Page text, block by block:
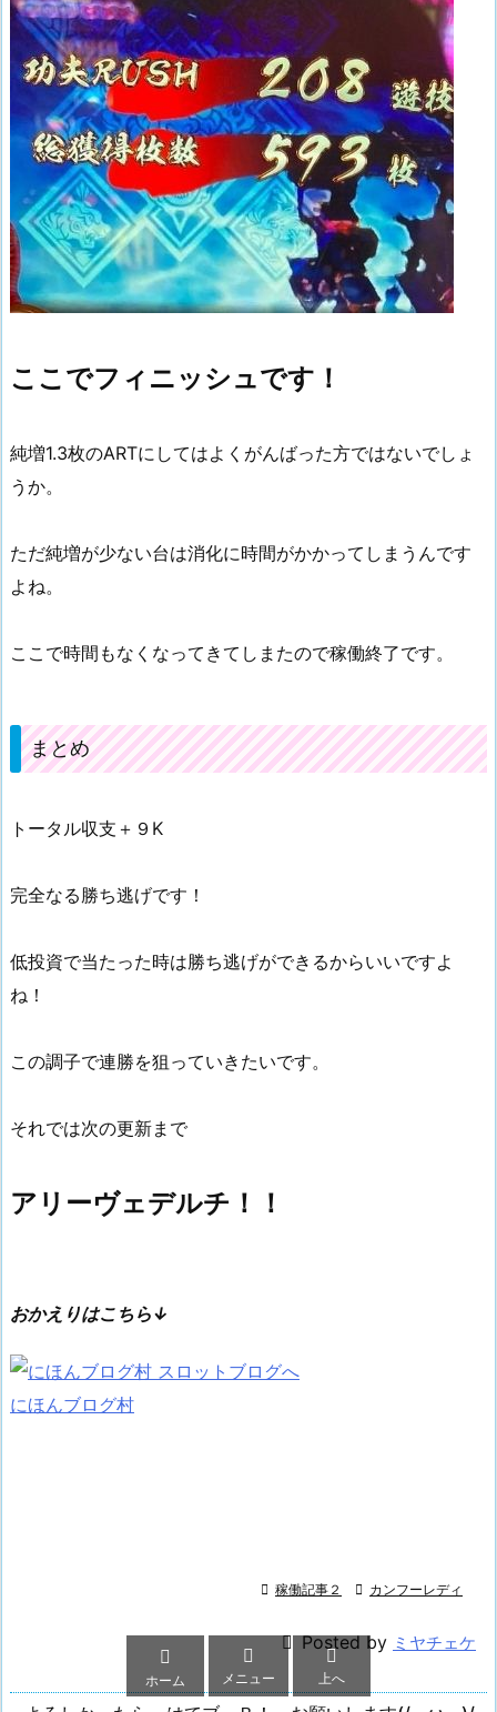
ここでフィニッシュです！
純増1.3枚のARTにしてはよくがんばった方ではないでしょ
うか。
ただ純増が少ない台は消化に時間がかかってしまうんです
よね。
ここで時間もなくなってきてしまたので稼働終了です。
まとめ
トータル収支＋９K
完全なる勝ち逃げです！
低投資で当たった時は勝ち逃げができるからいいですよ
ね！
この調子で連勝を狙っていきたいです。
それでは次の更新まで
アリーヴェデルチ！！
おかえりはこちら↓
にほんブログ村
 稼働記事２  カンフーレディ
 Posted by ミヤチェケ

ホーム

メニュー

上へ